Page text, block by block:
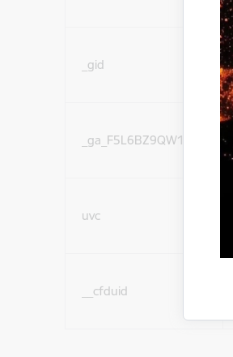
_gid
_ga_F5L6BZ9QW1
uvc
__cfduid